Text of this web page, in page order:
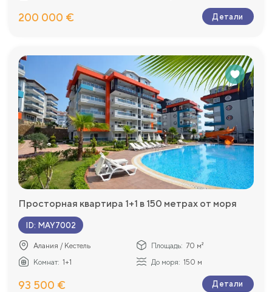
200 000 € Детали
Просторная квартира 1+1 в 150 метрах от моря
ID: MAY7002
Алания / Кестель Площадь: 70 м²
Комнат: 1+1 До моря: 150 м
93 500 € Детали